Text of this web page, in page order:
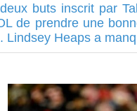
buts inscrit par
de prendre une
Lindsey Heaps a